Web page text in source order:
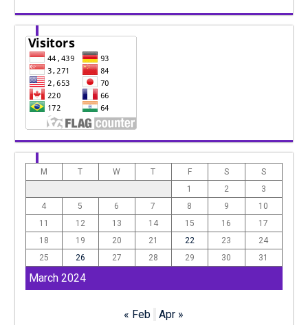
March 2024
M T W T F S
S
1
2
3
4
5 6 7 8 9
10
11
12 13 14 15 16
17
18
19 20 21 22 23
24
25
26 27 28 29 30 31
« Feb Apr »